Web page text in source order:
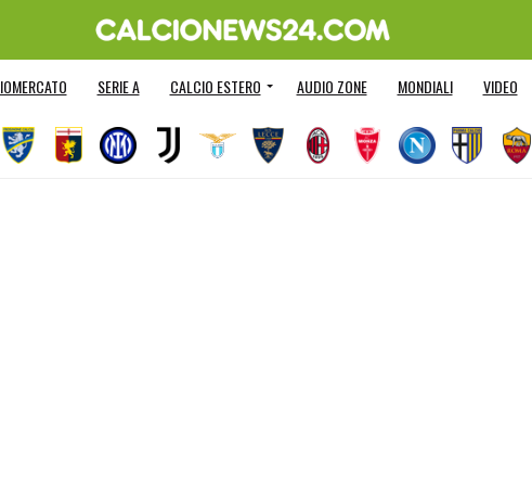
SERIE A CALCIO ESTERO AUDIO ZONE MONDIALI VIDEO